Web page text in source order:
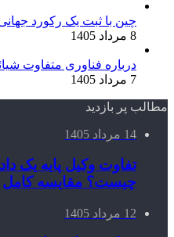
چین با ثبت یک رکورد
8 مرداد 1405
درباره فناوری متفاوت
7 مرداد 1405
مطالب پر بازدید
14 مرداد 1405
تفاوت وکیل پایه یک
چیست؟ مقایسه کامل
12 مرداد 1405